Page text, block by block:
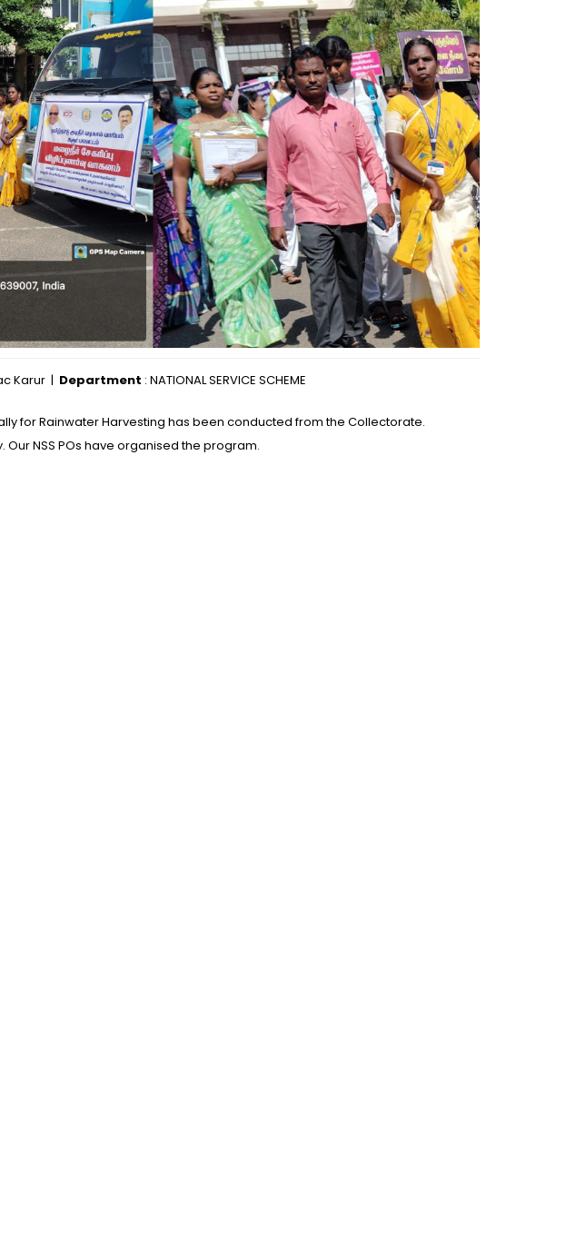
Karur | Department : NATIONAL SERVICE SCHEME
for Rainwater Harvesting has been conducted from the Collectorate.
NSS POs have organised the program.